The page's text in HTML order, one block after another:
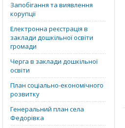
Запобігання та виявлення
корупції
Електронна реєстрація в
заклади дошкільної освіти
громади
Черга в заклади дошкільної
освіти
План соціально-економічного
розвитку
Генеральний план села
Федорівка